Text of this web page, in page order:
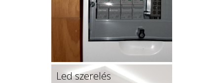
Led szerelés